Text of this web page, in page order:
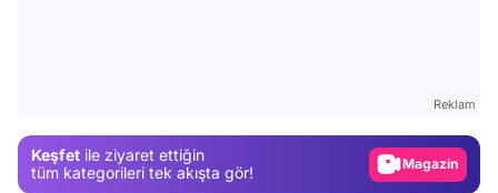
Reklam
Keşfet ile ziyaret ettiğin
tüm kategorileri tek akışta gör!
Video